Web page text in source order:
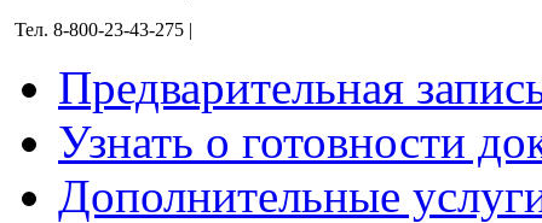
Тел. 8-800-23-43-275 |
Предварительная
Узнать о готовности
Дополнительные